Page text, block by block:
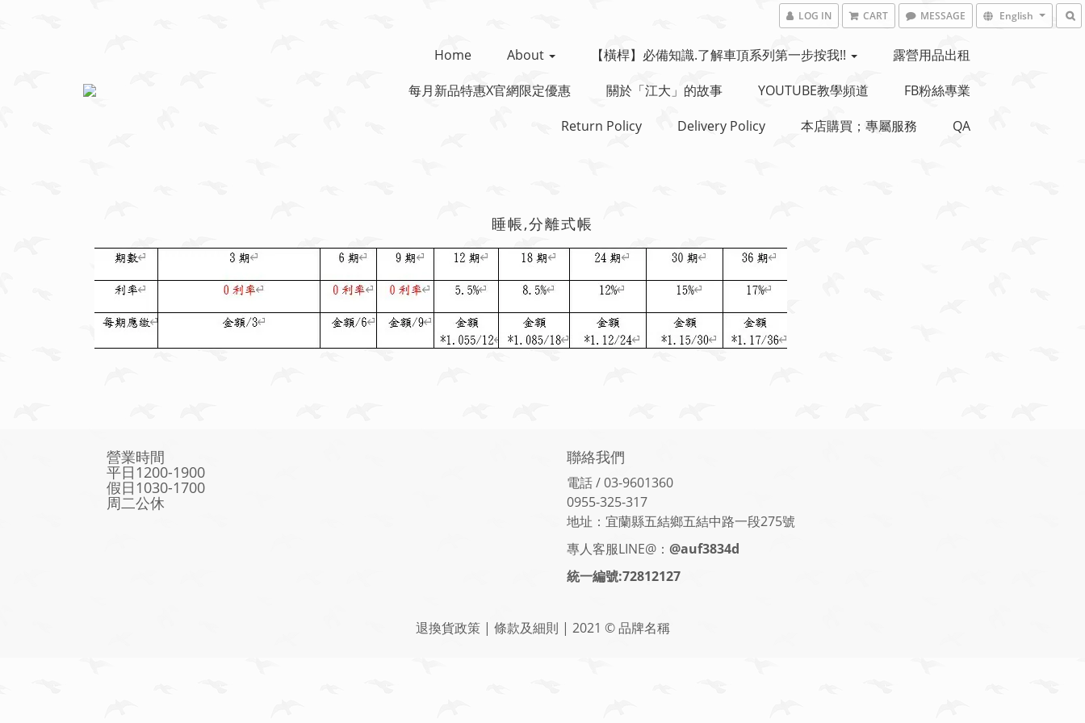
LOG IN CART MESSAGE English
Home About 【橫桿】必備知識.了解車頂系列第一步按我!!
露營用品出租
每月新品特惠x官網限定優惠
關於「江大」的故事 YOUTUBE教學頻道
FB粉絲專業
Return Policy
Delivery Policy 本店購買；專屬服務 QA
睡帳,分離式帳
營業時間
平日1200-1900
假日1030-1700
周二公休
聯絡我們
電話 / 03-9601360
0955-325-317
地址：宜蘭縣五結鄉五結中路一段275號
專人客服LINE@： @auf3834d
統一編號:72812127
退換貨政策 | 條款及細則 | 2021 © 品牌名稱